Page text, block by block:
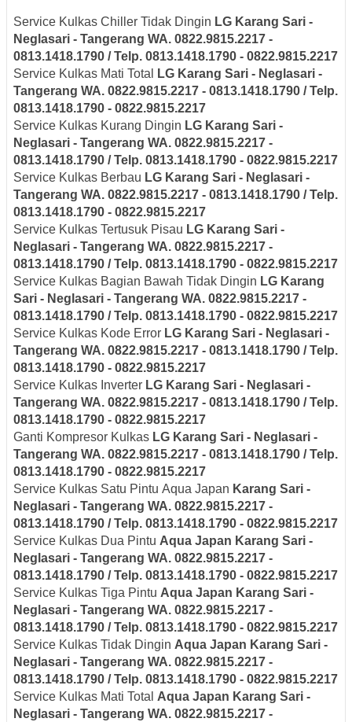
Service Kulkas Chiller Tidak Dingin LG Karang Sari -
Neglasari - Tangerang WA. 0822.9815.2217 -
0813.1418.1790 / Telp. 0813.1418.1790 - 0822.9815.2217
Service Kulkas Mati Total
LG Karang Sari - Neglasari -
Tangerang WA. 0822.9815.2217 - 0813.1418.1790 / Telp.
0813.1418.1790 - 0822.9815.2217
Service Kulkas Kurang Dingin LG Karang Sari -
Neglasari - Tangerang WA. 0822.9815.2217 -
0813.1418.1790 / Telp. 0813.1418.1790 - 0822.9815.2217
Service Kulkas Berbau LG Karang Sari - Neglasari -
Tangerang WA. 0822.9815.2217 - 0813.1418.1790 / Telp.
0813.1418.1790 - 0822.9815.2217
Service Kulkas Tertusuk Pisau LG Karang Sari -
Neglasari - Tangerang WA. 0822.9815.2217 -
0813.1418.1790 / Telp. 0813.1418.1790 - 0822.9815.2217
Service Kulkas Bagian Bawah Tidak Dingin LG Karang
Sari - Neglasari - Tangerang WA. 0822.9815.2217 -
0813.1418.1790 / Telp. 0813.1418.1790 - 0822.9815.2217
Service Kulkas Kode Error LG Karang Sari - Neglasari -
Tangerang WA. 0822.9815.2217 - 0813.1418.1790 / Telp.
0813.1418.1790 - 0822.9815.2217
Service Kulkas Inverter LG Karang Sari - Neglasari -
Tangerang WA. 0822.9815.2217 - 0813.1418.1790 / Telp.
0813.1418.1790 - 0822.9815.2217
Ganti Kompresor Kulkas LG Karang Sari - Neglasari -
Tangerang WA. 0822.9815.2217 - 0813.1418.1790 / Telp.
0813.1418.1790 - 0822.9815.2217
Service Kulkas Satu Pintu Aqua Japan Karang Sari -
Neglasari - Tangerang WA. 0822.9815.2217 -
0813.1418.1790 / Telp. 0813.1418.1790 - 0822.9815.2217
Service Kulkas Dua Pintu Aqua Japan Karang Sari -
Neglasari - Tangerang WA. 0822.9815.2217 -
0813.1418.1790 / Telp. 0813.1418.1790 - 0822.9815.2217
Service Kulkas Tiga Pintu Aqua Japan Karang Sari -
Neglasari - Tangerang WA. 0822.9815.2217 -
0813.1418.1790 / Telp. 0813.1418.1790 - 0822.9815.2217
Service Kulkas Tidak Dingin Aqua Japan Karang Sari -
Neglasari - Tangerang WA. 0822.9815.2217 -
0813.1418.1790 / Telp. 0813.1418.1790 - 0822.9815.2217
Service Kulkas Mati Total Aqua Japan Karang Sari -
Neglasari - Tangerang WA. 0822.9815.2217 -